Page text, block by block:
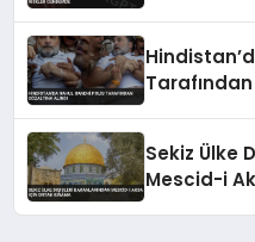
Tarafından
Sekiz Ülke
Mescid-i